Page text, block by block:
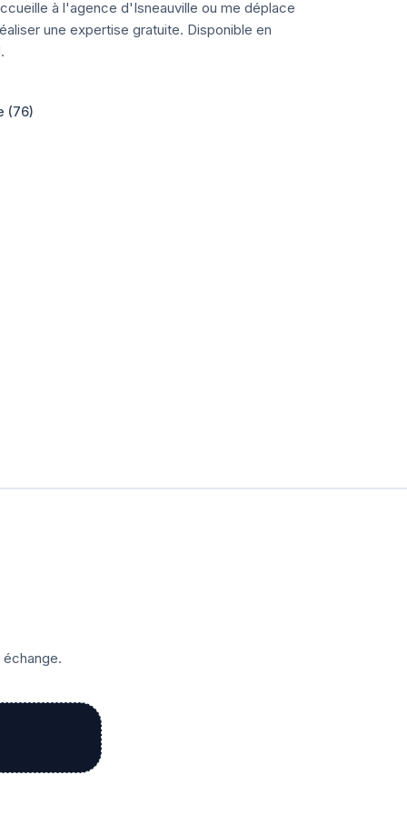
à l'agence d'Isneauville ou me déplace
une expertise gratuite. Disponible en
(76)